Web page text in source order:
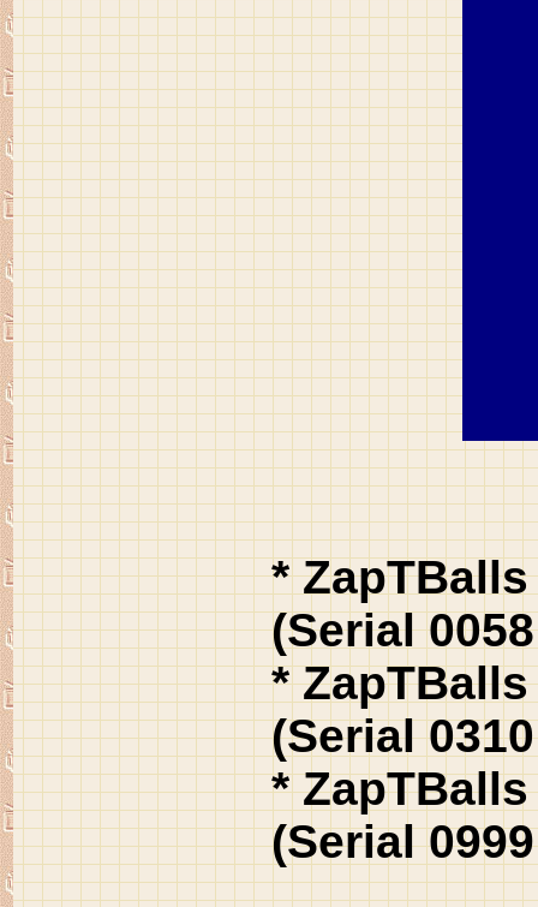
*
(Serial
*
(Serial
*
(Serial